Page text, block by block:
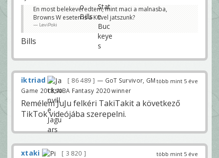
En most belekeveredtem, mint maci a malnasba,
Browns W eseten is a KCvel jatszunk?
LeviPoki
Bills
több mint 5 éve
iktriad 86 489
— GoT Survivor, GM
Game 2018, NBA Fantasy 2020 winner
Remélem JuJu felkéri TakiTakit a következő
TikTok videójába szerepelni.
több mint 5 éve
xtaki 3 820